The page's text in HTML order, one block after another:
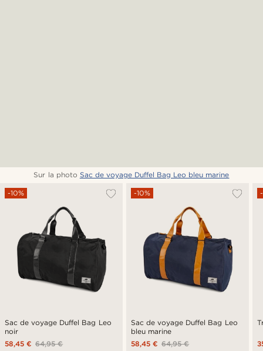
Sur la photo Sac de voyage Duffel Bag Leo bleu marine
Sac de voyage Duffel Bag Leo
noir
-10%
64,95 €
58,45 €
Sac de voyage Duffel Bag Leo
bleu marine
-10%
64,95 €
58,45 €